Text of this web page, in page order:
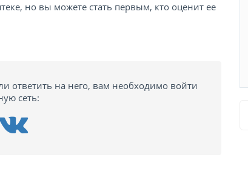
но вы можете стать первым, кто оценит ее
ответить на него, вам необходимо войти
сеть: